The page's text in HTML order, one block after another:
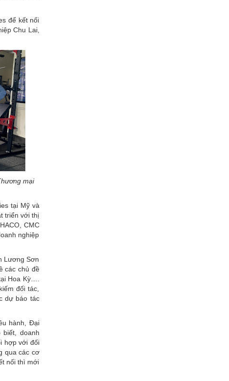
để kết nối
Chu Lai,
mại
tại Mỹ và
triển với thị
CMC
nghiệp
Lương Sơn
các chủ đề
Hoa Kỳ….
đối tác,
dự báo tác
hành, Đại
biết, doanh
hợp với đối
qua các cơ
nối thì mới